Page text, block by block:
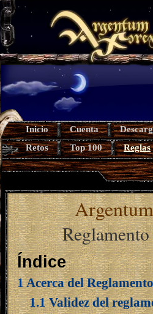
Inicio Cuenta
Retos
Top 100 Reglas
Índice
1 Acerca del
1.1 Validez del